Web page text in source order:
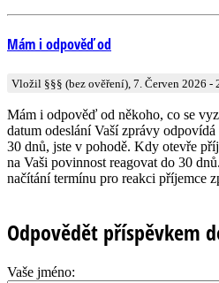
Mám i odpověď od
Vložil §§§ (bez ověření), 7. Červen 2026 -
Mám i odpověď od někoho, co se
datum odeslání Vaší zprávy
30 dnů, jste v pohodě. Kdy otevře
na Vaši povinnost reagovat do 30
načítání termínu pro reakci příjemce
Odpovědět příspěvkem
Vaše jméno: